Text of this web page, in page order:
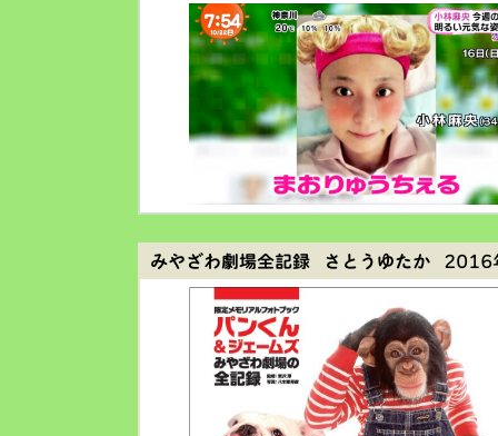
みやざわ劇場全記録 さとうゆたか2016